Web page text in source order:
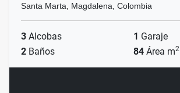
Santa Marta, Magdalena, Colombia
3 Alcobas 1 Garaje
2 Baños 84 Área m2